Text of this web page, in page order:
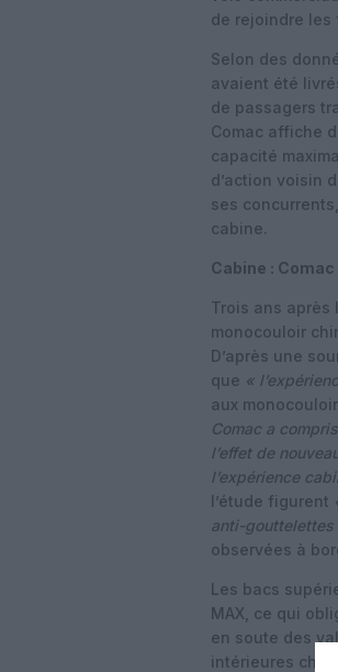
de rejoindre les
Selon des
avaient été
de passagers
Comac affiche
capacité
d’action voisin
ses
cabine.
Cabine :
Trois ans après
monocouloir
D’après une
que «
aux
Comac a
l’effet de
l’expérience
l’étude figurent
anti-gouttelettes
observées à
Les bacs
MAX, ce qui
en soute des
intérieures